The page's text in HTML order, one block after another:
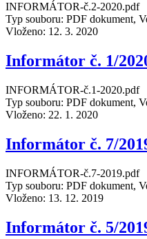
INFORMÁTOR-č.2-2020.pdf
Typ souboru: PDF dokument,
Vloženo: 12. 3. 2020
Informátor č. 1/
INFORMÁTOR-č.1-2020.pdf
Typ souboru: PDF dokument,
Vloženo: 22. 1. 2020
Informátor č. 7/
INFORMÁTOR-č.7-2019.pdf
Typ souboru: PDF dokument,
Vloženo: 13. 12. 2019
Informátor č. 5/